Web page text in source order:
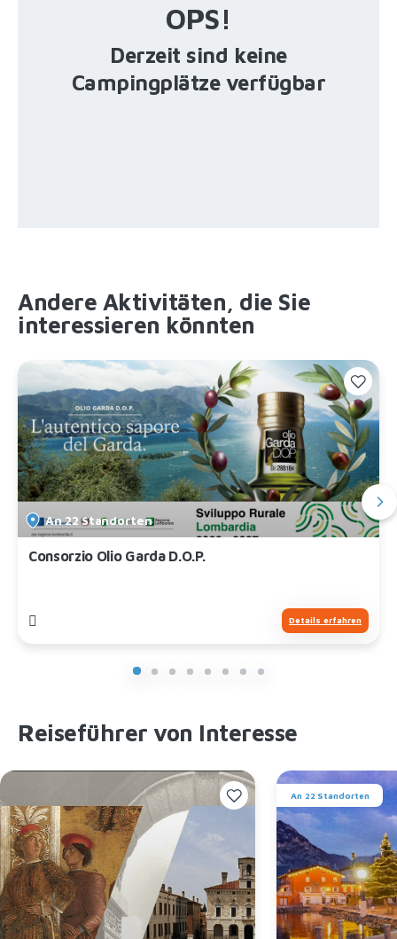
OPS!
Derzeit sind keine
Campingplätze verfügbar
Andere Aktivitäten, die Sie
interessieren könnten
An 22 Standorten
Consorzio Olio Garda D.O.P.
Details erfahren
Reiseführer von Interesse
An 22 Standorten